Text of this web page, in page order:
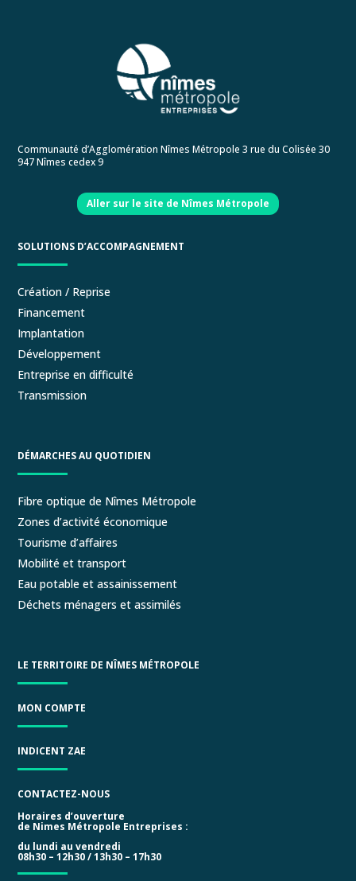
Communauté d’Agglomération Nîmes Métropole 3 rue du Colisée 30
947 Nîmes cedex 9
Aller sur le site de Nîmes Métropole
SOLUTIONS D’ACCOMPAGNEMENT
Création / Reprise
Financement
Implantation
Développement
Entreprise en difficulté
Transmission
DÉMARCHES AU QUOTIDIEN
Fibre optique de Nîmes Métropole
Zones d’activité économique
Tourisme d’affaires
Mobilité et transport
Eau potable et assainissement
Déchets ménagers et assimilés
LE TERRITOIRE DE NÎMES MÉTROPOLE
MON COMPTE
INDICENT ZAE
CONTACTEZ-NOUS
Horaires d’ouverture
de Nimes Métropole Entreprises :
du lundi au vendredi
08h30 – 12h30 / 13h30 – 17h30